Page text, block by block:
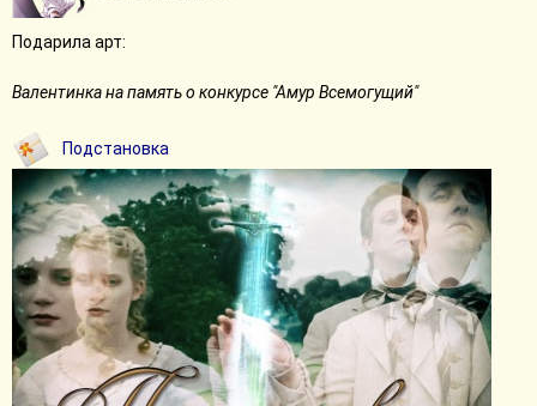
Подарила арт:
Валентинка на память о конкурсе "Амур Всемогущий"
Подстановка